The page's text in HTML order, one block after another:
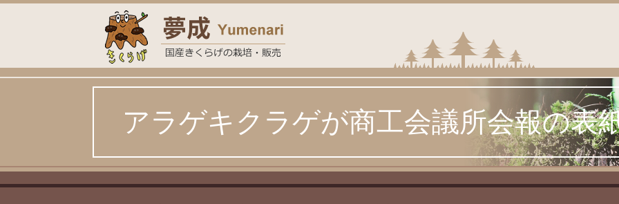
Skip
アラゲキクラゲが商工会議所会報の表